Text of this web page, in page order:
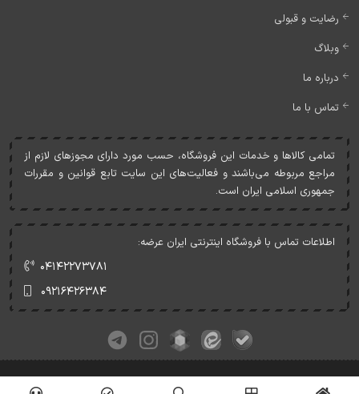
رضایت و قبولی
وبلاگ
درباره ما
تماس با ما
تمامی کالاها و خدمات اين فروشگاه، حسب مورد دارای مجوزهای لازم از
مراجع مربوطه می‌باشند و فعاليت‌های اين سايت تابع قوانين و مقررات
جمهوری اسلامی ايران است.
اطلاعات تماس با فروشگاه اینترنتی ایران عرضه:
۰۴۱۴۲۲۷۳۷۸۱
۰۹۲۱۶۴۲۶۳۸۴